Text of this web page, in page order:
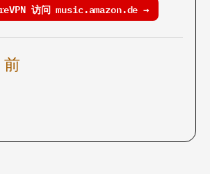
访问 music.amazon.de →
前